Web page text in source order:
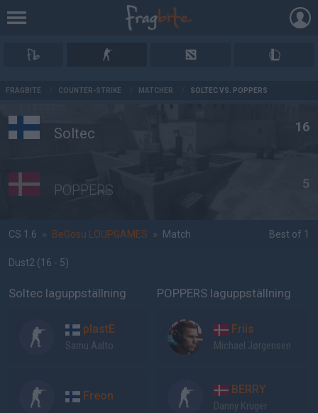
FRAGBITE COUNTER-STRIKE MATCHER SOLTEC VS. POPPERS
Soltec 16
POPPERS 5
CS 1.6 » BeGosu LOUPGAMES » Match Best of 1
Dust2 (16 - 5)
Soltec laguppställning
plastE
Samu Aalto
Freon
POPPERS laguppställning
Friis
Michael Jørgensen
BERRY
Danny Krüger